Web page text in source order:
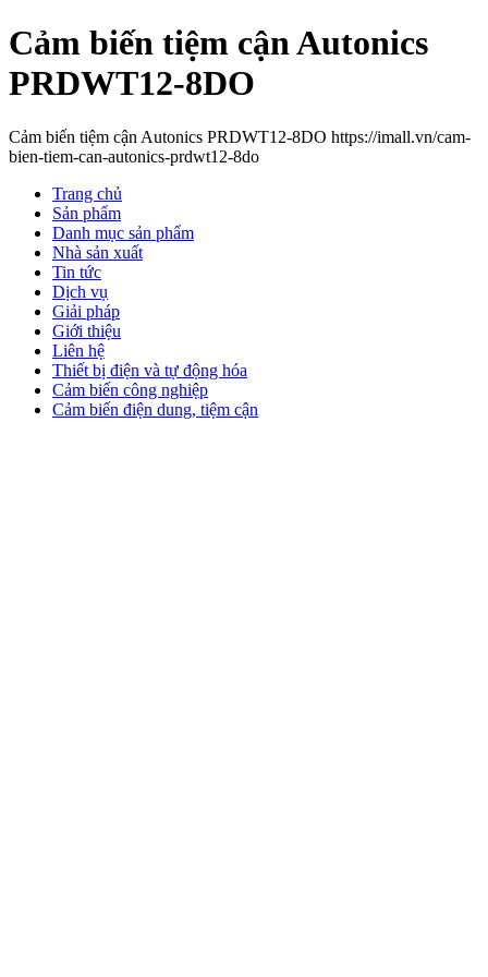
Cảm biến tiệm cận Autonics
PRDWT12-8DO
Cảm biến tiệm cận Autonics PRDWT12-8DO https://imall.vn/cam-
bien-tiem-can-autonics-prdwt12-8do
Trang chủ
Sản phẩm
Danh mục sản phẩm
Nhà sản xuất
Tin tức
Dịch vụ
Giải pháp
Giới thiệu
Liên hệ
Thiết bị điện và tự động hóa
Cảm biến công nghiệp
Cảm biến điện dung, tiệm cận